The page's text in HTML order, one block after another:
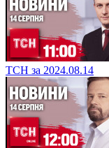
ТСН за 2024.08.14